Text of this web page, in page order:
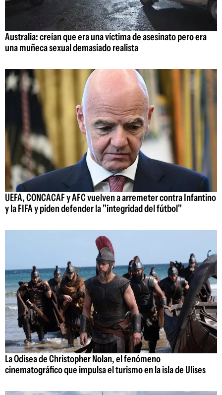
Australia: creían que era una víctima de asesinato pero era
una muñeca sexual demasiado realista
UEFA, CONCACAF y AFC vuelven a arremeter contra Infantino
y la FIFA y piden defender la "integridad del fútbol"
La Odisea de Christopher Nolan, el fenómeno
cinematográfico que impulsa el turismo en la isla de Ulises